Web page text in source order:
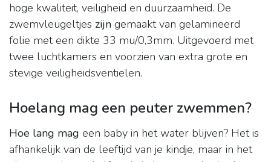
hoge kwaliteit, veiligheid en duurzaamheid. De
zwemvleugeltjes zijn gemaakt van gelamineerd
folie met een dikte 33 mu/0,3mm. Uitgevoerd met
twee luchtkamers en voorzien van extra grote en
stevige veiligheidsventielen.
Hoelang mag een peuter zwemmen?
Hoe lang mag een baby in het water blijven? Het is
afhankelijk van de leeftijd van je kindje, maar in het